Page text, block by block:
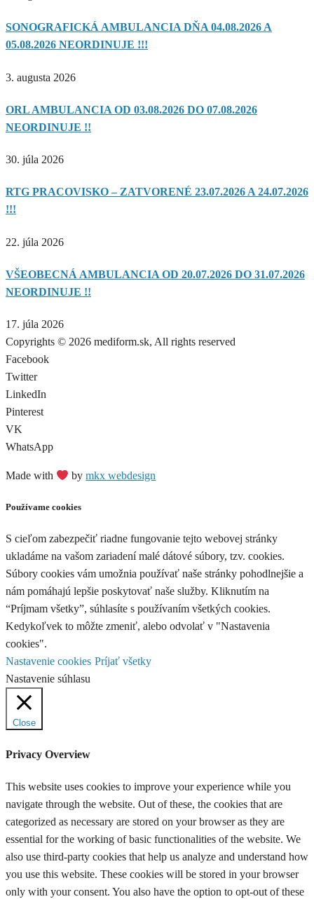
SONOGRAFICKÁ AMBULANCIA DŇA 04.08.2026 A
05.08.2026 NEORDINUJE !!!
3. augusta 2026
ORL AMBULANCIA OD 03.08.2026 DO 07.08.2026
NEORDINUJE !!
30. júla 2026
RTG PRACOVISKO – ZATVORENÉ 23.07.2026 A 24.07.2026
!!!
22. júla 2026
VŠEOBECNÁ AMBULANCIA OD 20.07.2026 DO 31.07.2026
NEORDINUJE !!
17. júla 2026
Copyrights © 2026 mediform.sk, All rights reserved​
Facebook
Twitter
LinkedIn
Pinterest
VK
WhatsApp
Made with bymkx webdesign
Používame cookies
S cieľom zabezpečiť riadne fungovanie tejto webovej stránky
ukladáme na vašom zariadení malé dátové súbory, tzv. cookies.
Súbory cookies vám umožnia používať naše stránky pohodlnejšie a
nám pomáhajú lepšie poskytovať naše služby. Kliknutím na
“Príjmam všetky”, súhlasíte s používaním všetkých cookies.
Kedykoľvek to môžte zmeniť, alebo odvolať v "Nastavenia
cookies".
Nastavenie cookies Príjať všetky
Nastavenie súhlasu
Close
Privacy Overview
This website uses cookies to improve your experience while you
navigate through the website. Out of these, the cookies that are
categorized as necessary are stored on your browser as they are
essential for the working of basic functionalities of the website. We
also use third-party cookies that help us analyze and understand how
you use this website. These cookies will be stored in your browser
only with your consent. You also have the option to opt-out of these